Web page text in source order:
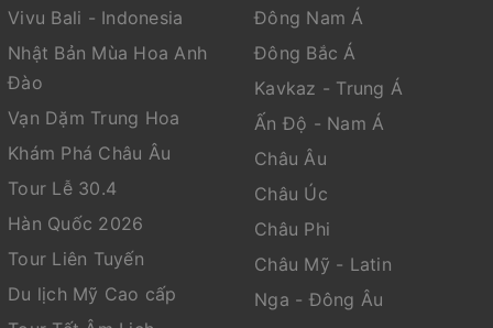
Vivu Bali - Indonesia
Nhật Bản Mùa Hoa Anh
Đào
Vạn Dặm Trung Hoa
Khám Phá Châu Âu
Tour Lễ 30.4
Hàn Quốc 2026
Tour Liên Tuyến
Du lịch Mỹ Cao cấp
Đông Nam Á
Đông Bắc Á
Kavkaz - Trung Á
Ấn Độ - Nam Á
Châu Âu
Châu Úc
Châu Phi
Châu Mỹ - Latin
Nga - Đông Âu